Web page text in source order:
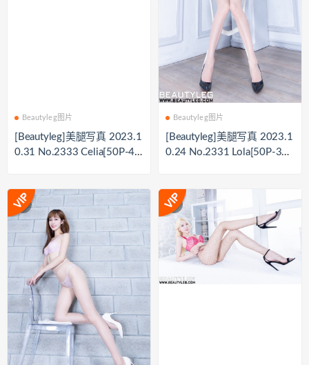
Beautyleg图片
[Beautyleg]美腿写真 2023.1
0.31 No.2333 Celia[50P-44
Beautyleg图片
[Beautyleg]美腿写真 2023.1
0.24 No.2331 Lola[50P-336